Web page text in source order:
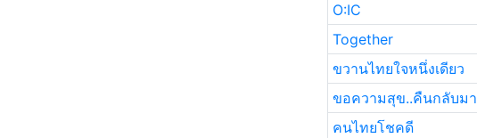
O:IC
Together
ขวานไทยใจหนึ่งเดียว
ขอความสุข..คืนกลับมา
คนไทยโชคดี